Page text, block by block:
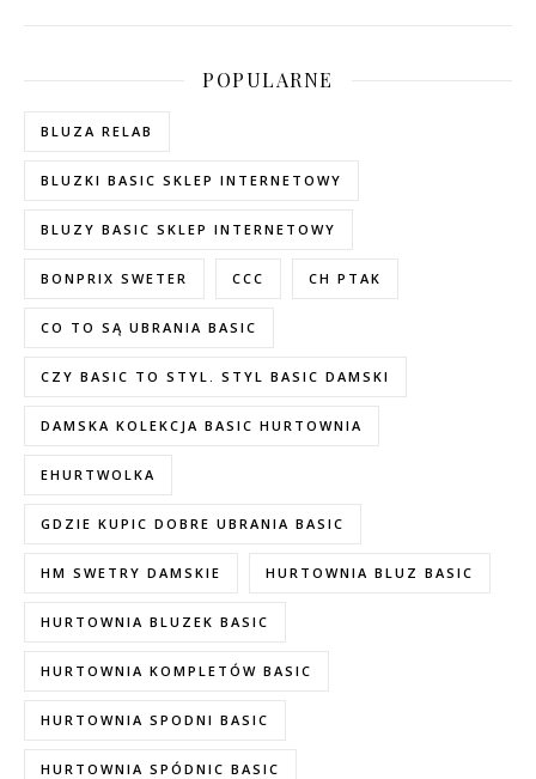
POPULARNE
BLUZA RELAB
BLUZKI BASIC SKLEP INTERNETOWY
BLUZY BASIC SKLEP INTERNETOWY
BONPRIX SWETER CCC CH PTAK
CO TO SĄ UBRANIA BASIC
CZY BASIC TO STYL. STYL BASIC DAMSKI
DAMSKA KOLEKCJA BASIC HURTOWNIA
EHURTWOLKA
GDZIE KUPIC DOBRE UBRANIA BASIC
HM SWETRY DAMSKIE HURTOWNIA BLUZ BASIC
HURTOWNIA BLUZEK BASIC
HURTOWNIA KOMPLETÓW BASIC
HURTOWNIA SPODNI BASIC
HURTOWNIA SPÓDNIC BASIC